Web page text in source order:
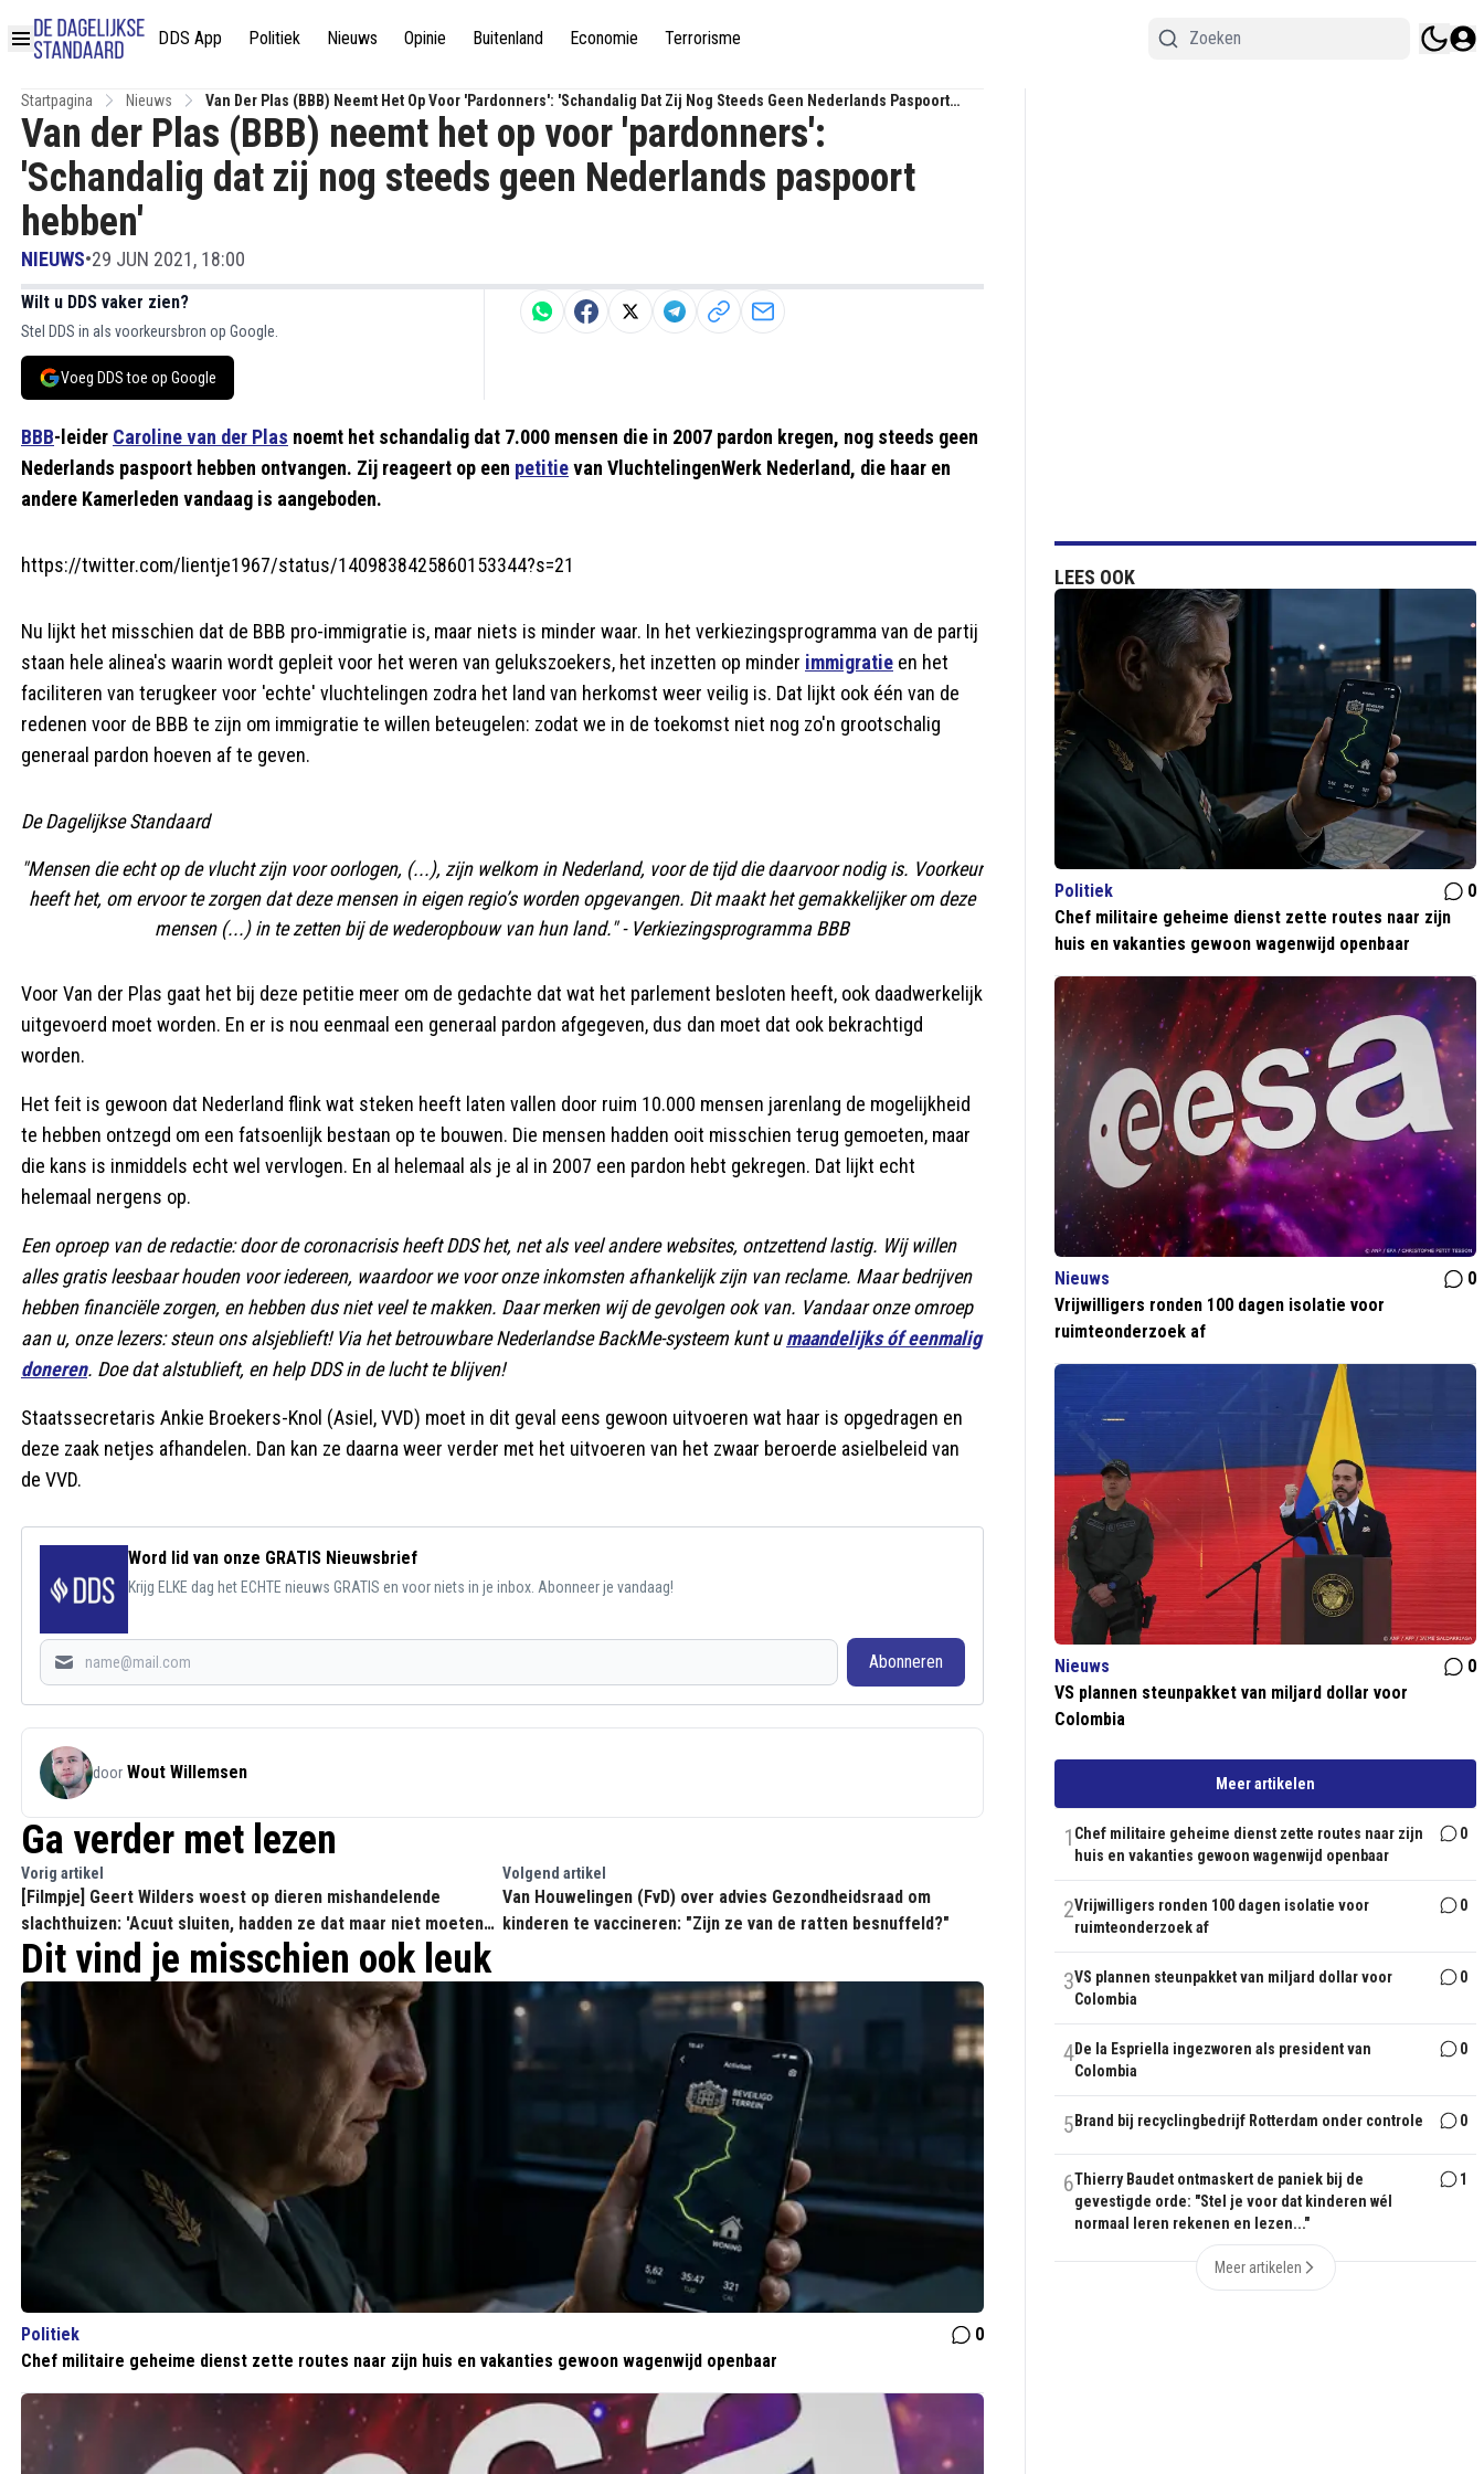
DDS App Politiek Nieuws Opinie Buitenland Economie Terrorisme
Startpagina Nieuws
Van Der Plas (BBB) Neemt Het Op Voor 'pardonners': 'Schandalig Dat Zij Nog Steeds Geen Nederlands Paspoort
Hebben'
Van der Plas (BBB) neemt het op voor 'pardonners':
'Schandalig dat zij nog steeds geen Nederlands paspoort
hebben'
NIEUWS•29 JUN 2021, 18:00
Wilt u DDS vaker zien?
Stel DDS in als voorkeursbron op Google.
Voeg DDS toe op Google
BBB-leider Caroline van der Plas noemt het schandalig dat 7.000 mensen die in 2007 pardon kregen, nog steeds geen
Nederlands paspoort hebben ontvangen. Zij reageert op een petitievan VluchtelingenWerk Nederland, die haar en
andere Kamerleden vandaag is aangeboden.
https://twitter.com/lientje1967/status/1409838425860153344?s=21
Nu lijkt het misschien dat de BBB pro-immigratie is, maar niets is minder waar. In het verkiezingsprogramma van de partij
staan hele alinea's waarin wordt gepleit voor het weren van gelukszoekers, het inzetten op minder immigratie en het
faciliteren van terugkeer voor 'echte' vluchtelingen zodra het land van herkomst weer veilig is. Dat lijkt ook één van de
redenen voor de BBB te zijn om immigratie te willen beteugelen: zodat we in de toekomst niet nog zo'n grootschalig
generaal pardon hoeven af te geven.
De Dagelijkse Standaard
"Mensen die echt op de vlucht zijn voor oorlogen, (...), zijn welkom in Nederland, voor de tijd die daarvoor nodig is. Voorkeur
heeft het, om ervoor te zorgen dat deze mensen in eigen regio’s worden opgevangen. Dit maakt het gemakkelijker om deze
mensen (...) in te zetten bij de wederopbouw van hun land." - Verkiezingsprogramma BBB
Voor Van der Plas gaat het bij deze petitie meer om de gedachte dat wat het parlement besloten heeft, ook daadwerkelijk
uitgevoerd moet worden. En er is nou eenmaal een generaal pardon afgegeven, dus dan moet dat ook bekrachtigd
worden.
Het feit is gewoon dat Nederland flink wat steken heeft laten vallen door ruim 10.000 mensen jarenlang de mogelijkheid
te hebben ontzegd om een fatsoenlijk bestaan op te bouwen. Die mensen hadden ooit misschien terug gemoeten, maar
die kans is inmiddels echt wel vervlogen. En al helemaal als je al in 2007 een pardon hebt gekregen. Dat lijkt echt
helemaal nergens op.
Een oproep van de redactie: door de coronacrisis heeft DDS het, net als veel andere websites, ontzettend lastig. Wij willen
alles gratis leesbaar houden voor iedereen, waardoor we voor onze inkomsten afhankelijk zijn van reclame. Maar bedrijven
hebben financiële zorgen, en hebben dus niet veel te makken. Daar merken wij de gevolgen ook van. Vandaar onze omroep
aan u, onze lezers: steun ons alsjeblieft! Via het betrouwbare Nederlandse BackMe-systeem kunt umaandelijks óf eenmalig
doneren. Doe dat alstublieft, en help DDS in de lucht te blijven!
Staatssecretaris Ankie Broekers-Knol (Asiel, VVD) moet in dit geval eens gewoon uitvoeren wat haar is opgedragen en
deze zaak netjes afhandelen. Dan kan ze daarna weer verder met het uitvoeren van het zwaar beroerde asielbeleid van
de VVD.
Word lid van onze GRATIS Nieuwsbrief
Krijg ELKE dag het ECHTE nieuws GRATIS en voor niets in je inbox. Abonneer je vandaag!
Abonneren
door Wout Willemsen
Ga verder met lezen
Vorig artikel
[Filmpje] Geert Wilders woest op dieren mishandelende
slachthuizen: 'Acuut sluiten, hadden ze dat maar niet moeten
doen'
Volgend artikel
Van Houwelingen (FvD) over advies Gezondheidsraad om
kinderen te vaccineren: "Zijn ze van de ratten besnuffeld?"
Dit vind je misschien ook leuk
Politiek
0
Chef militaire geheime dienst zette routes naar zijn huis en vakanties gewoon wagenwijd openbaar
LEES OOK
Politiek
0
Chef militaire geheime dienst zette routes naar zijn
huis en vakanties gewoon wagenwijd openbaar
Nieuws
0
Vrijwilligers ronden 100 dagen isolatie voor
ruimteonderzoek af
Nieuws
0
VS plannen steunpakket van miljard dollar voor
Colombia
Meer artikelen
1 Chef militaire geheime dienst zette routes naar zijn
huis en vakanties gewoon wagenwijd openbaar
0
2Vrijwilligers ronden 100 dagen isolatie voor
ruimteonderzoek af
0
3VS plannen steunpakket van miljard dollar voor
Colombia
0
4De la Espriella ingezworen als president van
Colombia
0
5 Brand bij recyclingbedrijf Rotterdam onder controle 0
6Thierry Baudet ontmaskert de paniek bij de
gevestigde orde: "Stel je voor dat kinderen wél
normaal leren rekenen en lezen..."
1
Meer artikelen